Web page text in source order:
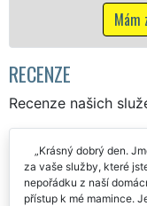
zájem o vyklízení v
RECENZE
Recenze našich
Krásný dobrý den.
za vaše služby, které
nepořádku z naší
přístup k mé mamince.